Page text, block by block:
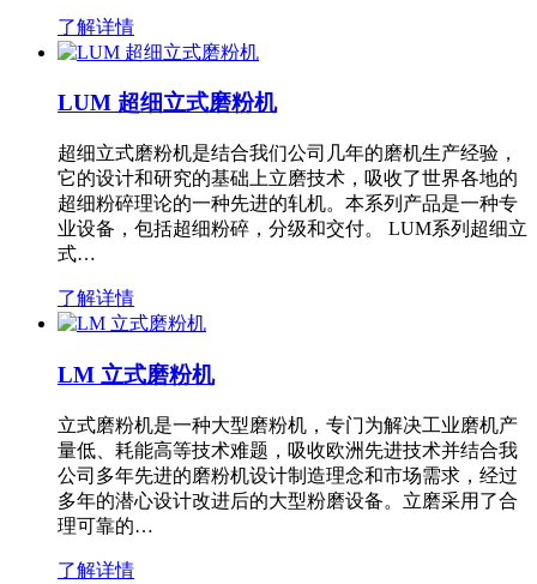
了解详情
LUM 超细立式磨粉机
超细立式磨粉机是结合我们公司几年的磨机生产经验，
它的设计和研究的基础上立磨技术，吸收了世界各地的
超细粉碎理论的一种先进的轧机。本系列产品是一种专
业设备，包括超细粉碎，分级和交付。 LUM系列超细立
式…
了解详情
LM 立式磨粉机
立式磨粉机是一种大型磨粉机，专门为解决工业磨机产
量低、耗能高等技术难题，吸收欧洲先进技术并结合我
公司多年先进的磨粉机设计制造理念和市场需求，经过
多年的潜心设计改进后的大型粉磨设备。立磨采用了合
理可靠的…
了解详情